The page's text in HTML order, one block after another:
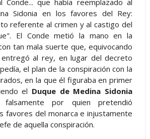
Conde... que había reemplazado al
Sidonia en los favores del Rey:
referente al crimen y al castigo del
El Conde metió la mano en la
tan mala suerte que, equivocando
al rey, en lugar del decreto
el plan de la conspiración con la
en la que él figuraba en primer
el Duque de Medina Sidonia
falsamente por quien pretendió
favores del monarca e injustamente
de aquella conspiración.